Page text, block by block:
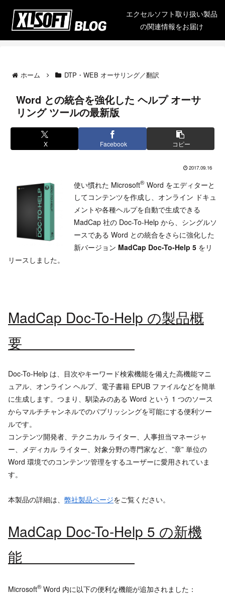
エクセルソフト取り扱い製品
の関連情報をお届け
ホーム DTP・WEB オーサリング／翻訳
Word との統合を強化した ヘルプ オーサ
リング ツールの最新版
X Facebook コピー
2017.09.16
使い慣れた Microsoft® Word をエディターと
してコンテンツを作成し、オンライン ドキュ
メントや各種ヘルプを自動で生成できる
MadCap 社の Doc-To-Help から、シングルソ
ースである Word との統合をさらに強化した
新バージョン MadCap Doc-To-Help 5 をリ
リースしました。
MadCap Doc-To-Help の製品概
要
Doc-To-Help は、目次やキーワード検索機能を備えた高機能マニ
ュアル、オンライン ヘルプ、電子書籍 EPUB ファイルなどを簡単
に生成します。つまり、馴染みのある Word という 1 つのソース
からマルチチャンネルでのパブリッシングを可能にする便利ツー
ルです。
コンテンツ開発者、テクニカル ライター、人事担当マネージャ
ー、メディカル ライター、対象分野の専門家など、”章” 単位の
Word 環境でのコンテンツ管理をするユーザーに愛用されていま
す。
本製品の詳細は、 弊社製品ページをご覧ください。
MadCap Doc-To-Help 5 の新機
能
Microsoft®Word 内に以下の便利な機能が追加されました：